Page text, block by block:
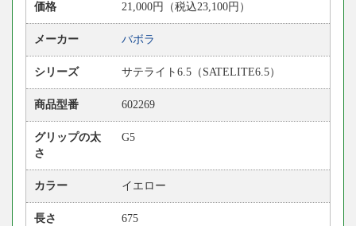
価格 21,000円（税込23,100円）
メーカー バボラ
シリーズ サテライト6.5（SATELITE6.5）
商品型番 602269
グリップの太
さ
G5
カラー イエロー
長さ 675